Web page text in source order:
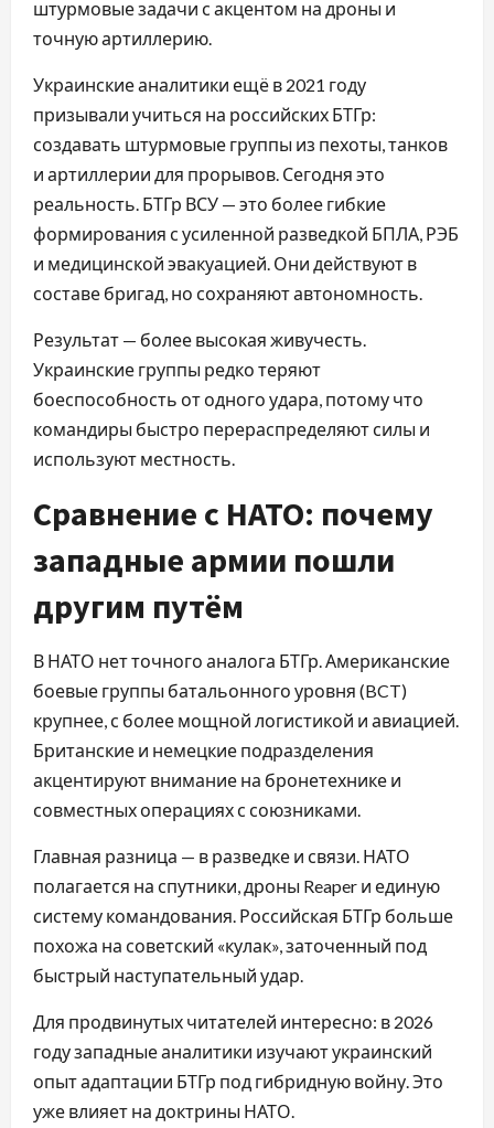
штурмовые задачи с акцентом на дроны и
точную артиллерию.
Украинские аналитики ещё в 2021 году
призывали учиться на российских БТГр:
создавать штурмовые группы из пехоты, танков
и артиллерии для прорывов. Сегодня это
реальность. БТГр ВСУ — это более гибкие
формирования с усиленной разведкой БПЛА, РЭБ
и медицинской эвакуацией. Они действуют в
составе бригад, но сохраняют автономность.
Результат — более высокая живучесть.
Украинские группы редко теряют
боеспособность от одного удара, потому что
командиры быстро перераспределяют силы и
используют местность.
Сравнение с НАТО: почему
западные армии пошли
другим путём
В НАТО нет точного аналога БТГр. Американские
боевые группы батальонного уровня (BCT)
крупнее, с более мощной логистикой и авиацией.
Британские и немецкие подразделения
акцентируют внимание на бронетехнике и
совместных операциях с союзниками.
Главная разница — в разведке и связи. НАТО
полагается на спутники, дроны Reaper и единую
систему командования. Российская БТГр больше
похожа на советский «кулак», заточенный под
быстрый наступательный удар.
Для продвинутых читателей интересно: в 2026
году западные аналитики изучают украинский
опыт адаптации БТГр под гибридную войну. Это
уже влияет на доктрины НАТО.